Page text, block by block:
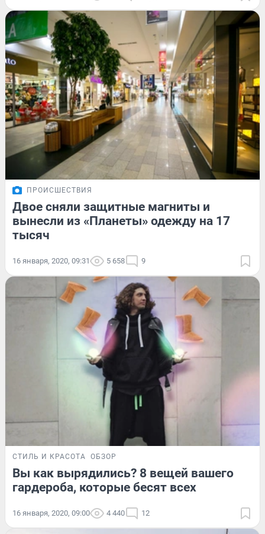
ПРОИСШЕСТВИЯ
Двое сняли защитные магниты и
вынесли из «Планеты» одежду на 17
тысяч
16 января, 2020, 09:31 5 658 9
СТИЛЬ И КРАСОТА ОБЗОР
Вы как вырядились? 8 вещей вашего
гардероба, которые бесят всех
16 января, 2020, 09:00 4 440 12